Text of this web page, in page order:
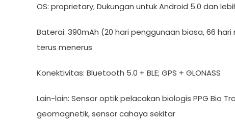
OS: proprietary; Dukungan untuk Android 5.0 dan
Baterai: 390mAh (20 hari penggunaan biasa, 66
terus menerus
Konektivitas: Bluetooth 5.0 + BLE; GPS + GLONASS
Lain-lain: Sensor optik pelacakan biologis PPG Bio
geomagnetik, sensor cahaya sekitar